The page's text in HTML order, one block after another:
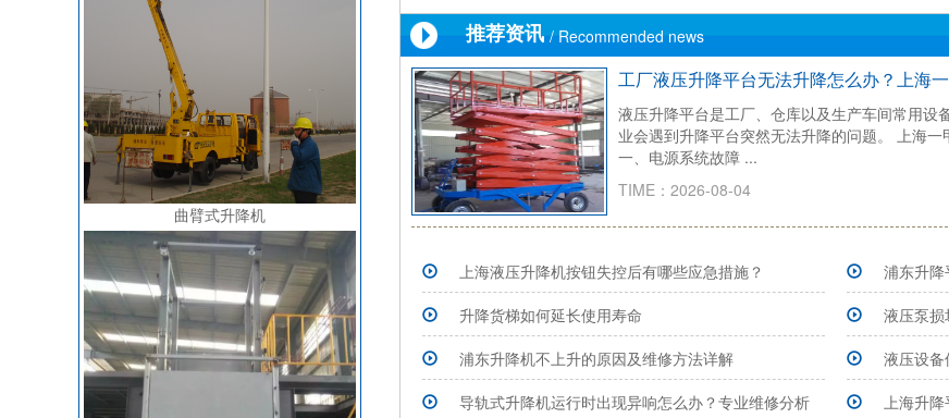
曲臂式升降机
推荐资讯 / Recommended news
工厂液压升降平台无法升降怎么办？上海
液压升降平台是工厂、仓库以及生产车间常用设
业会遇到升降平台突然无法升降的问题。 上海
一、电源系统故障 ...
TIME：2026-08-04
上海液压升降机按钮失控后有哪些应急措施？
浦东升降
升降货梯如何延长使用寿命
液压泵
浦东升降机不上升的原因及维修方法详解
液压设备
导轨式升降机运行时出现异响怎么办？专业维修分析
上海升降